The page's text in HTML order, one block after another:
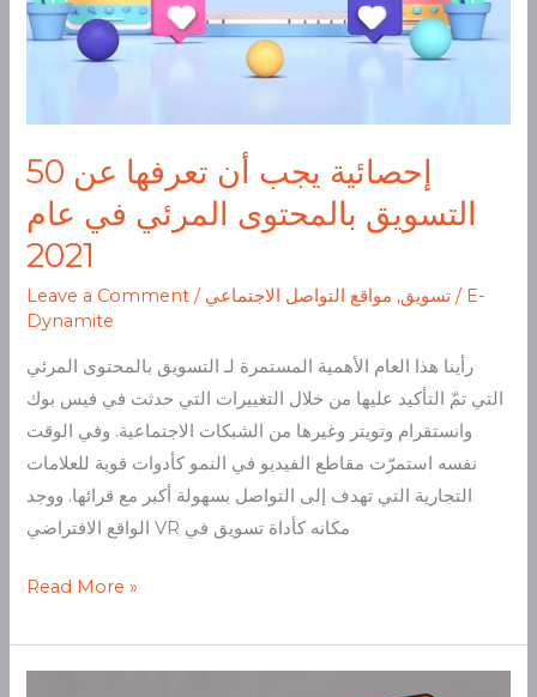
50 إحصائية يجب أن تعرفها عن
التسويق بالمحتوى المرئي في عام
2021
Leave a Comment / تسويق, مواقع التواصل الاجتماعي / E-
Dynamite
رأينا هذا العام الأهمية المستمرة لـ التسويق بالمحتوى المرئي
التي تمّ التأكيد عليها من خلال التغييرات التي حدثت في فيس بوك
وانستقرام وتويتر وغيرها من الشبكات الاجتماعية. وفي الوقت
نفسه استمرّت مقاطع الفيديو في النمو كأدوات قوية للعلامات
التجارية التي تهدف إلى التواصل بسهولة أكبر مع قرائها. ووجد
الواقع الافتراضي VR مكانه كأداة تسويق في
2021
Read More »